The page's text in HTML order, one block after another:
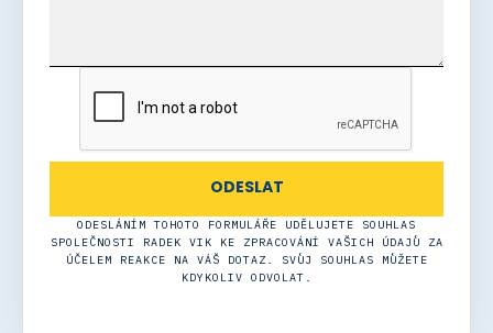
ODESLÁNÍM TOHOTO FORMULÁŘE UDĚLUJETE SOUHLAS
SPOLEČNOSTI RADEK VIK KE ZPRACOVÁNÍ VAŠICH ÚDAJŮ ZA
ÚČELEM REAKCE NA VÁŠ DOTAZ. SVŮJ SOUHLAS MŮŽETE
KDYKOLIV ODVOLAT.